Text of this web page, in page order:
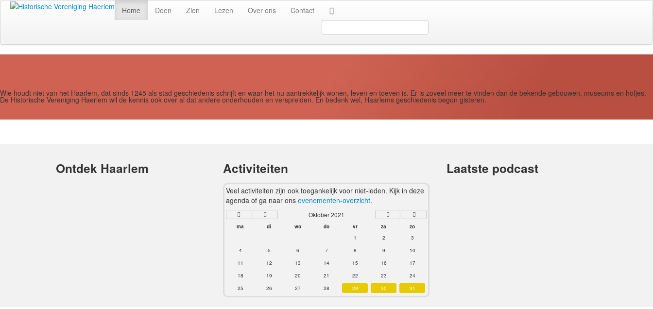
Home Doen Zien Lezen Over ons
Contact
...
Wie houdt niet van het Haarlem, dat sinds 1245 als stad geschiedenis schrijft en waar het nu aantrekkelijk wonen, leven en toeven is. Er is zoveel meer te vinden dan de bekende gebouwen, museums en hofjes.
De Historische Vereniging Haerlem wil de kennis ook over al dat andere onderhouden en verspreiden. En bedenk wel, Haarlems geschiedenis begon gisteren.
Ontdek Haarlem Activiteiten
Veel activiteiten zijn ook toegankelijk voor niet-leden. Kijk in deze
agenda of ga naar onsevenementen-overzicht.
Oktober 2021
ma di wo do vr za
zo
1
2
3
4
5 6 7 8 9
10
11
12 13 14 15 16
17
18
19 20 21 22 23
24
25
26 27 28 29 30 31
Laatste podcast